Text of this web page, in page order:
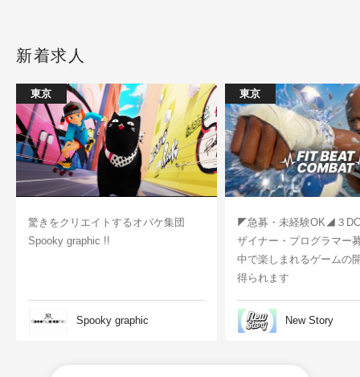
新着求人
東京
驚きをクリエイトするオバケ集団
Spooky graphic !!
Spooky graphic
東京
◤急募・未経験OK◢３
ザイナー・プログラマー
中で楽しまれるゲームの
得られます
New Story